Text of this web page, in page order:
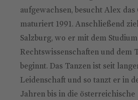
aufgewachsen, besucht Alex das
maturiert 1991. Anschließend
Salzburg, wo er mit dem
Rechtswissenschaften und dem
beginnt. Das Tanzen ist seit
Leidenschaft und so tanzt er in
Jahren bis in die österreichische